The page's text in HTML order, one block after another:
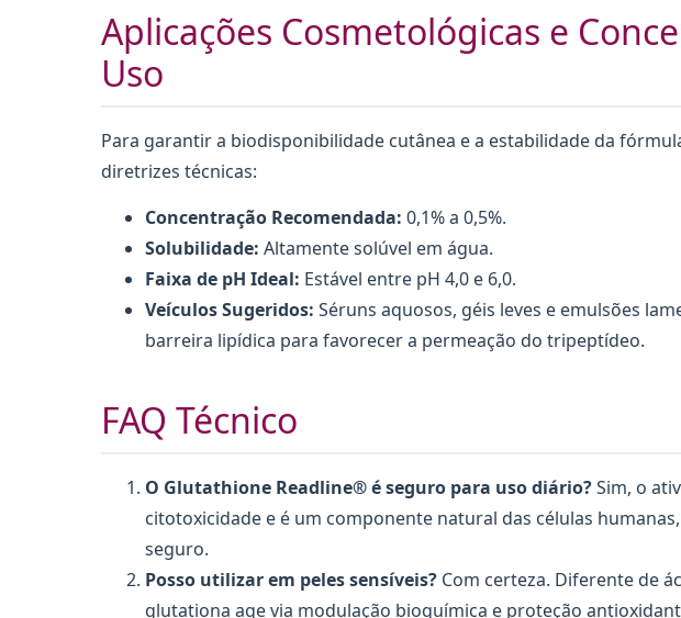
Aplicações Cosmetológicas e
Uso
Para garantir a biodisponibilidade cutânea e a estabilidade da
diretrizes técnicas:
Concentração Recomendada: 0,1% a 0,5%.
Solubilidade: Altamente solúvel em água.
Faixa de pH Ideal: Estável entre pH 4,0 e 6,0.
Veículos Sugeridos: Séruns aquosos, géis leves e emulsões
barreira lipídica para favorecer a permeação do tripeptídeo.
FAQ Técnico
O Glutathione Readline® é seguro para uso diário?Sim, o
citotoxicidade e é um componente natural das células
seguro.
Posso utilizar em peles sensíveis? Com certeza. Diferente de
glutationa age via modulação bioquímica e proteção